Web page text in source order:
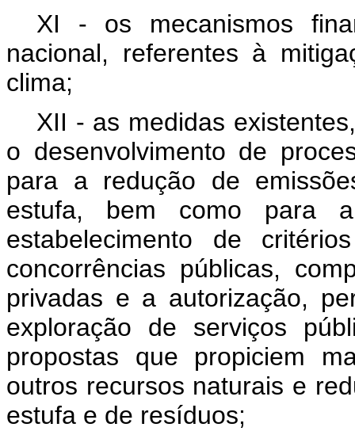
XI - os mecanismos
nacional, referentes à
clima;
XII - as medidas
o desenvolvimento de
para a redução de
estufa, bem como para
estabelecimento de
concorrências públicas,
privadas e a autorização,
exploração de serviços
propostas que propiciem
outros recursos naturais e
estufa e de resíduos;